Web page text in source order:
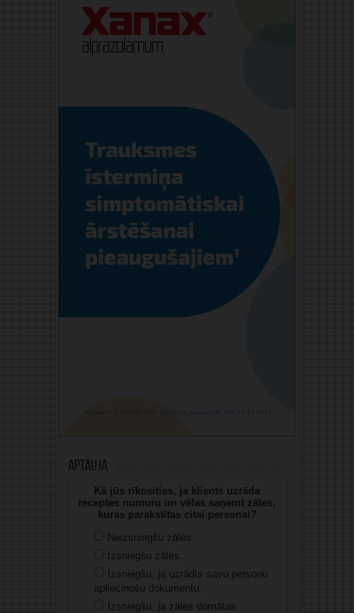
Aptauja
Kā jūs rīkosities, ja klients uzrāda
receptes numuru un vēlas saņemt zāles,
kuras parakstītas citai personai?
Neizsniegšu zāles.
Izsniegšu zāles.
Izsniegšu, ja uzrādīs savu personu
apliecinošu dokumentu.
Izsniegšu, ja zāles domātas